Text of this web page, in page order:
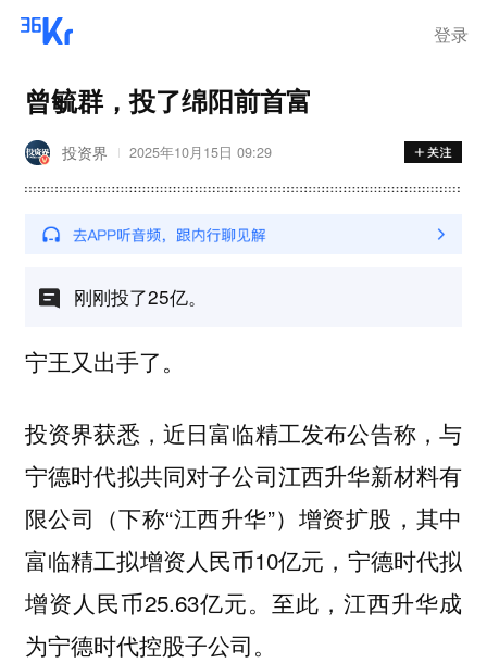
登录
曾毓群，投了绵阳前首富
投资界 2025年10月15日 09:29
刚刚投了25亿。
宁王又出手了。
投资界获悉，近日富临精工发布公告称，与
宁德时代拟共同对子公司江西升华新材料有
限公司（下称“江西升华”）增资扩股，其中
富临精工拟增资人民币10亿元，宁德时代拟
增资人民币25.63亿元。至此，江西升华成
为宁德时代控股子公司。